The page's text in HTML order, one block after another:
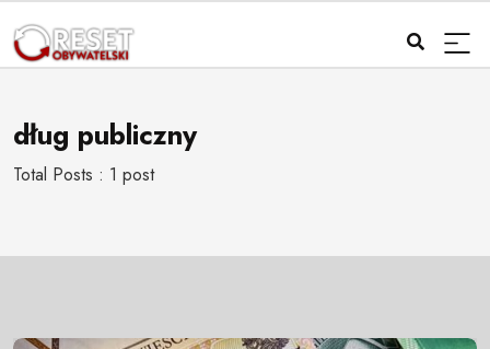
dług publiczny
Total Posts : 1 post